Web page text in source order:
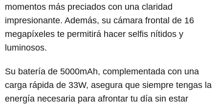
momentos más preciados con una claridad
impresionante. Además, su cámara frontal de 16
megapíxeles te permitirá hacer selfis nítidos y
luminosos.
Su batería de 5000mAh, complementada con una
carga rápida de 33W, asegura que siempre tengas la
energía necesaria para afrontar tu día sin estar